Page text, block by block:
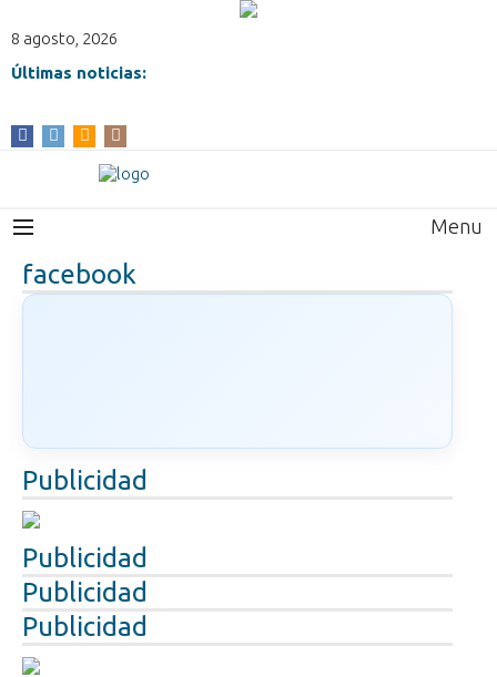
8 agosto, 2026
Últimas noticias:
Menu
facebook
Publicidad
Publicidad
Publicidad
Publicidad